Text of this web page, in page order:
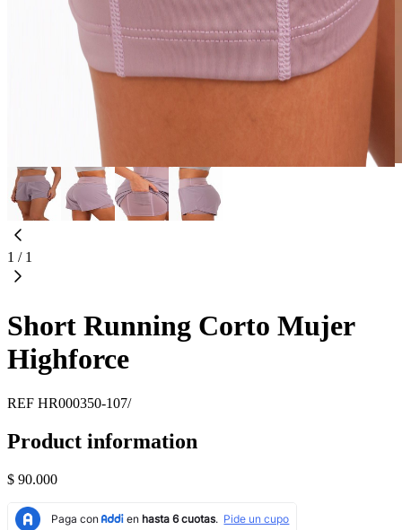
1 / 1
Short Running Corto Mujer
Highforce
REF HR000350-107/
Product information
$ 90.000